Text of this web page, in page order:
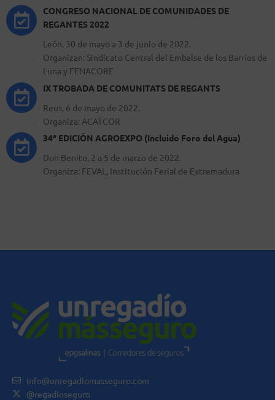
CONGRESO NACIONAL DE COMUNIDADES DE
REGANTES 2022
León, 30 de mayo a 3 de junio de 2022.
Organizan: Sindicato Central del Embalse de los Barrios de
Luna y FENACORE
IX TROBADA DE COMUNITATS DE REGANTS
Reus, 6 de mayo de 2022.
Organiza: ACATCOR
34ª EDICIÓN AGROEXPO (Incluido Foro del Agua)
Don Benito, 2 a 5 de marzo de 2022.
Organiza: FEVAL, Institución Ferial de Extremadura
info@unregadiomasseguro.com
@regadioseguro